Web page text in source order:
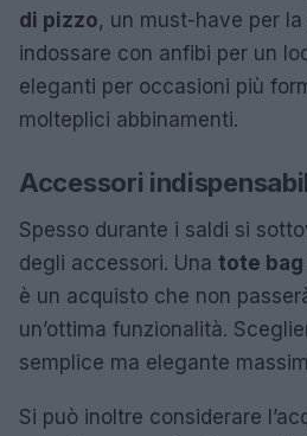
di pizzo, un must-have per
indossare con anfibi per un
eleganti per occasioni più
molteplici abbinamenti.
Accessori
Spesso durante i saldi si
degli accessori. Una tote bag
è un acquisto che non
un’ottima funzionalità.
semplice ma elegante
Si può inoltre considerare